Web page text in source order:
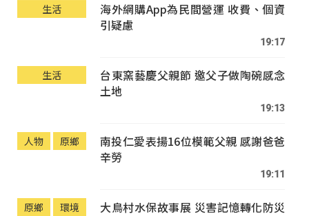
生活
海外網購App為民間營運 收費、個資
引疑慮
19:17
生活
台東窯藝慶父親節 邀父子做陶碗感念
土地
19:13
人物 原鄉
南投仁愛表揚16位模範父親 感謝爸爸
辛勞
19:11
原鄉 環境
大鳥村水保故事展 災害記憶轉化防災